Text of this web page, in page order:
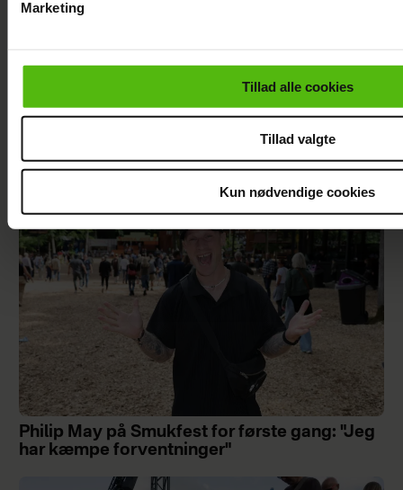
cookiepolitik.
Marketing
Tillad alle cookies
Tillad valgte
Kun nødvendige cookies
Efter brud: Sofie
Daniel Lazrak har
Deler nyt
perspektiv på livet
Philip May på Smukfest for første gang: "Jeg
har kæmpe forventninger"